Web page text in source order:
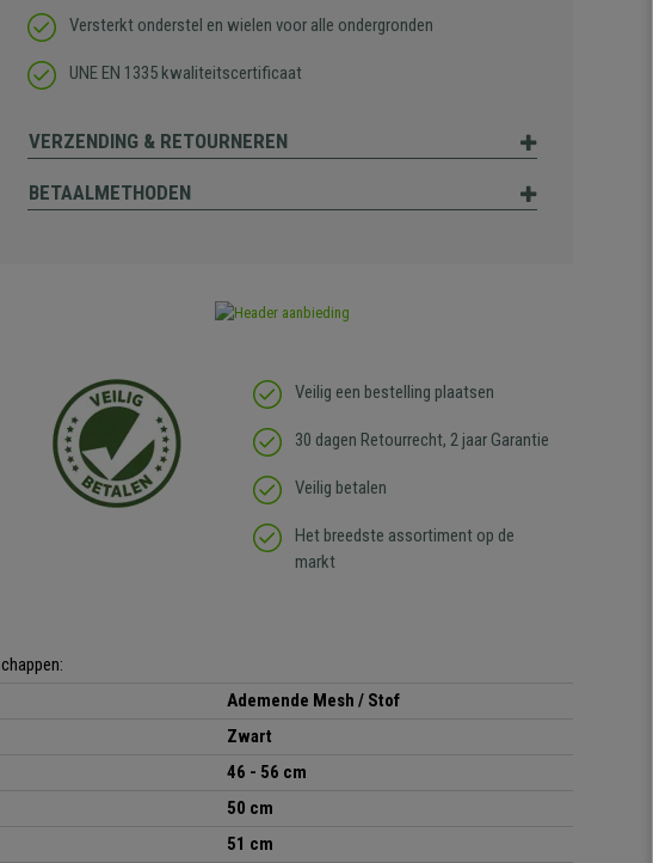
Versterkt onderstel en wielen voor alle ondergronden
UNE EN 1335 kwaliteitscertificaat
VERZENDING & RETOURNEREN
BETAALMETHODEN
Veilig een bestelling plaatsen
30 dagen Retourrecht, 2 jaar Garantie
Veilig betalen
Het breedste assortiment op de
markt
Ademende Mesh / Stof
Zwart
46 - 56 cm
50 cm
51 cm